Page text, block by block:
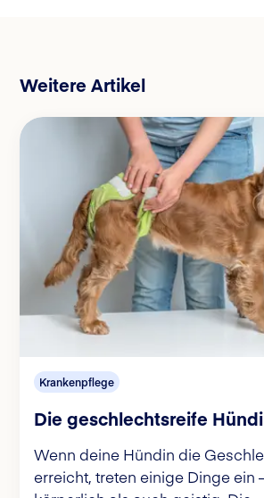
Weitere Artikel
Krankenpflege
Die geschlechtsreife
Wenn deine Hündin die
erreicht, treten einige Dinge ein